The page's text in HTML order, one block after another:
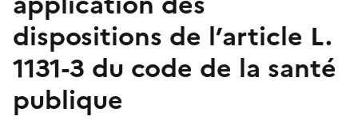
dispositions de l’article L.
1131-3 du code de la santé
publique